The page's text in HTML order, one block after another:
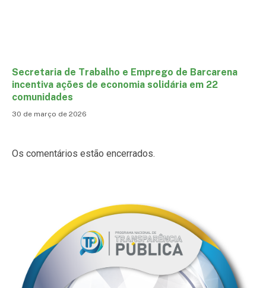
Secretaria de Trabalho e Emprego de Barcarena
incentiva ações de economia solidária em 22
comunidades
30 de março de 2026
Os comentários estão encerrados.